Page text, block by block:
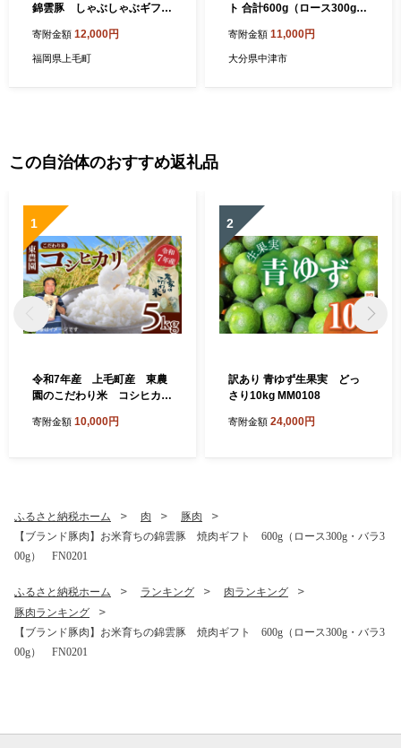
錦雲豚 しゃぶしゃぶギフ
ラ300g） FN0101
寄附金額 12,000円
福岡県上毛町
ト 合計600g（ロース300g・
州産 大分県産 国産 冷凍 送料
無料
寄附金額 11,000円
大分県中津市
この自治体のおすすめ返礼品
1
令和7年産 上毛町産 東農
園のこだわり米 コシヒカ
寄附金額 10,000円
2
訳あり 青ゆず生果実 どっ
さり10kg MM0108
寄附金額 24,000円
ふるさと納税ホーム 肉
豚肉
【ブランド豚肉】お米育ちの錦雲豚 焼肉ギフト 600g（ロース300g・バラ3
00g） FN0201
ふるさと納税ホーム ランキング
肉ランキング
豚肉ランキング
【ブランド豚肉】お米育ちの錦雲豚 焼肉ギフト 600g（ロース300g・バラ3
00g） FN0201